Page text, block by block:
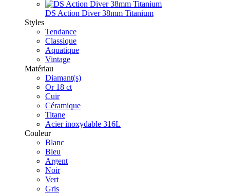
DS Action Diver 38mm Titanium
Styles
Tendance
Classique
Aquatique
Vintage
Matériau
Diamant(s)
Or 18 ct
Cuir
Céramique
Titane
Acier inoxydable 316L
Couleur
Blanc
Bleu
Argent
Noir
Vert
Gris